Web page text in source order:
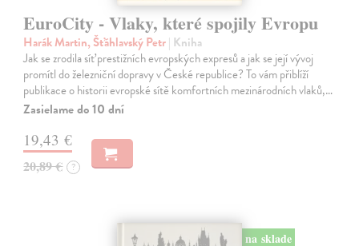
EuroCity - Vlaky, které spojily Evropu
Harák Martin, Šťáhlavský Petr| Kniha
Jak se zrodila síť prestižních evropských expresů a jak se její vývoj
promítl do železniční dopravy v České republice? To vám přiblíží
publikace o historii evropské sítě komfortních mezinárodních vlaků,…
Zasielame do 10 dní
19,43 €
20,89 € ?
na sklade